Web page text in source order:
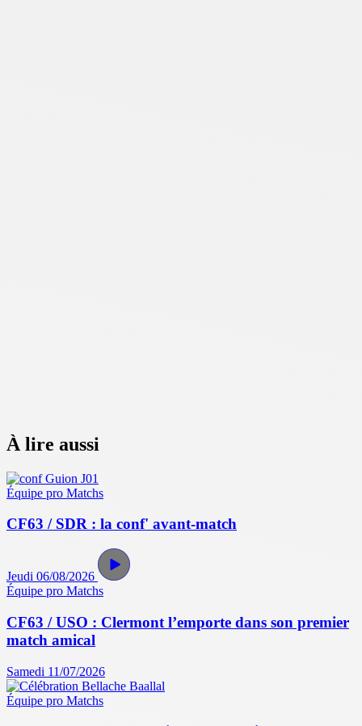
À lire aussi
Équipe pro Matchs
CF63 / SDR : la conf' avant-match
Jeudi 06/08/2026
Équipe pro Matchs
CF63 / USO : Clermont l’emporte dans son premier
match amical
Samedi 11/07/2026
Équipe pro Matchs